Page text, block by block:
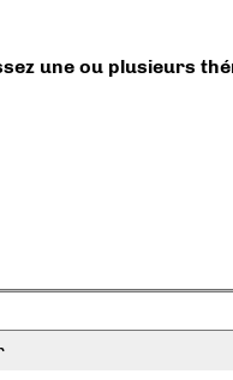
une ou plusieurs